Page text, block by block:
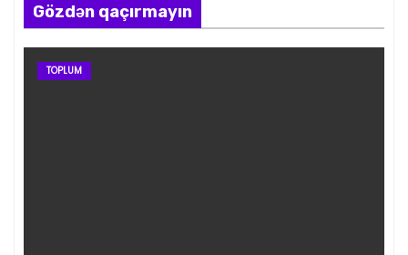
Gözdən qaçırmayın
TOPLUM